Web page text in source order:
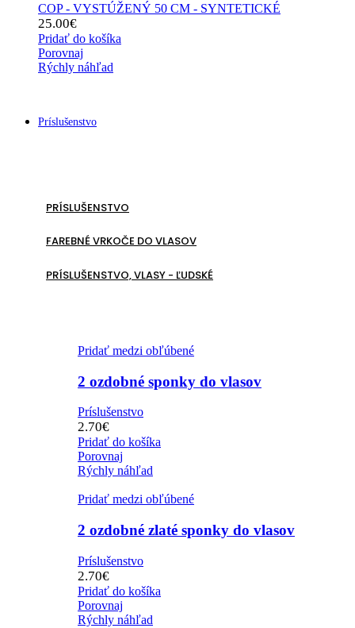
COP - VYSTÚŽENÝ 50 CM - SYNTETICKÉ
25.00€
Pridať do košíka
Porovnaj
Rýchly náhľad
Príslušenstvo
PRÍSLUŠENSTVO
FAREBNÉ VRKOČE DO VLASOV
PRÍSLUŠENSTVO, VLASY - ĽUDSKÉ
Pridať medzi obľúbené
2 ozdobné sponky do vlasov
Príslušenstvo
2.70€
Pridať do košíka
Porovnaj
Rýchly náhľad
Pridať medzi obľúbené
2 ozdobné zlaté sponky do vlasov
Príslušenstvo
2.70€
Pridať do košíka
Porovnaj
Rýchly náhľad